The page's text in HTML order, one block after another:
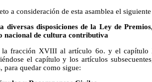
a consideración de esta asamblea el
diversas disposiciones de la Ley de
nacional de cultura contributiva
la fracción XVIII al artículo 6o. y el capítulo
el capítulo y los artículos
para quedar como sigue: